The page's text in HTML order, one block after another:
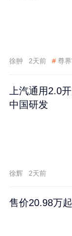
徐翀 2天前 # 尊
上汽通用2.0
中国研发
徐辉 2天前
售价20.98万